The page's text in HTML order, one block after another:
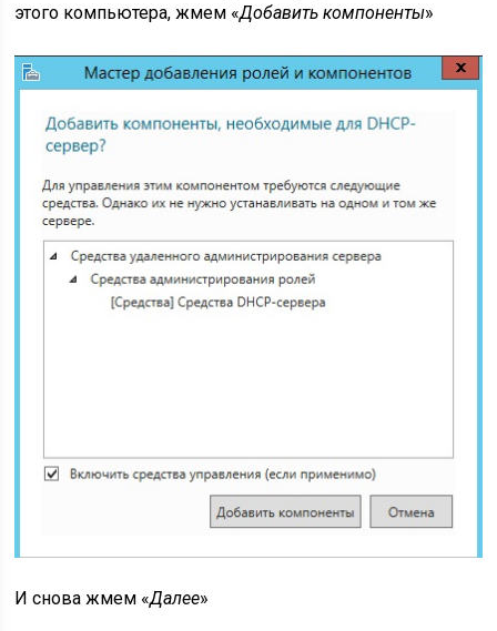
этого компьютера, жмем «Добавить компоненты»
И снова жмем «Далее»